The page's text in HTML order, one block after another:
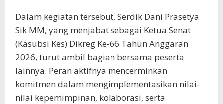
Dalam kegiatan tersebut, Serdik Dani Prasetya
Sik MM, yang menjabat sebagai Ketua Senat
(Kasubsi Kes) Dikreg Ke-66 Tahun Anggaran
2026, turut ambil bagian bersama peserta
lainnya. Peran aktifnya mencerminkan
komitmen dalam mengimplementasikan nilai-
nilai kepemimpinan, kolaborasi, serta